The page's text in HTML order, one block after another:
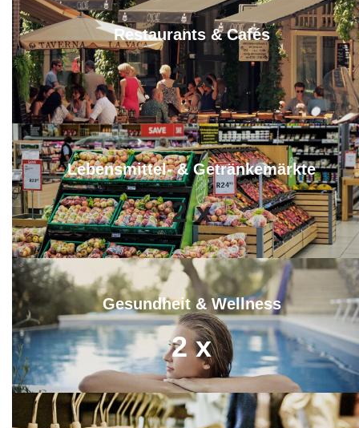
Restaurants & Cafés
2 x
Lebensmittel- & Getränkemärkte
2 x
Gesundheit & Wellness
2 x